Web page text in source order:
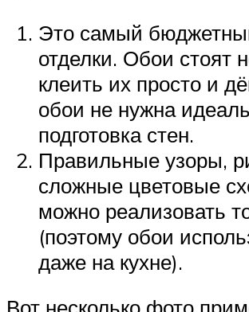
Это самый
отделки. Обои стоят
клеить их просто и
обои не нужна
подготовка стен.
Правильные узоры,
сложные цветовые
можно реализовать
(поэтому обои
даже на кухне).